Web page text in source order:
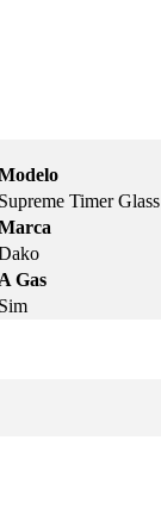
Supreme Timer Glass
A Gas
Sim